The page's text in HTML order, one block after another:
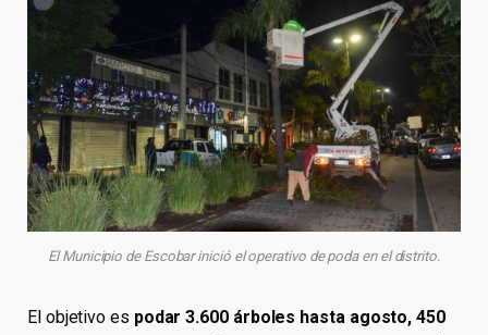
El Municipio de Escobar inició el operativo de poda en el distrito.
El objetivo es podar 3.600 árboles hasta agosto, 450